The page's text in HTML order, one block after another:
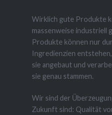
Wirklich gute Produkte
massenweise industriell
Produkte können nur
Ingredienzien
sie angebaut und
sie genau stammen.
Wir sind der
Zukunft sind: Qualität